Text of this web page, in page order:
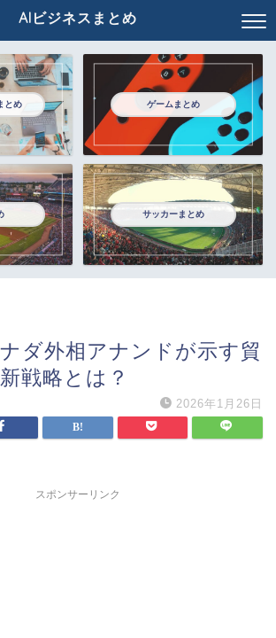
AIビジネスまとめ
とめ ゲームまとめ
サッカーまとめ
ナダ外相アナンドが示す貿
戦略とは？
2026年1月26日
スポンサーリンク